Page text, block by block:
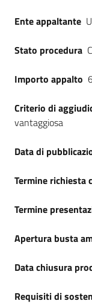
Ente appaltante
Stato procedura
Importo appalto
Criterio di
vantaggiosa
Data di
Termine richiesta
Termine
Apertura busta
Data chiusura
Requisiti di